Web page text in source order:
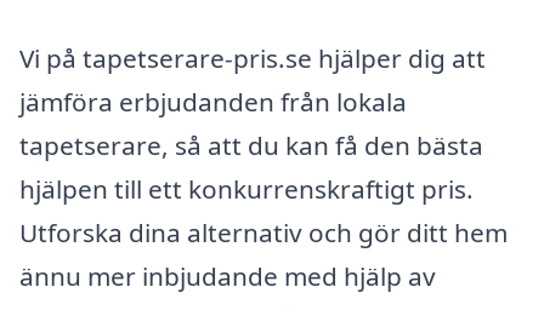
Vi på tapetserare-pris.se hjälper dig att
jämföra erbjudanden från lokala
tapetserare, så att du kan få den bästa
hjälpen till ett konkurrenskraftigt pris.
Utforska dina alternativ och gör ditt hem
ännu mer inbjudande med hjälp av